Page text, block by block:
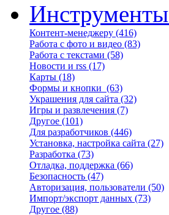
Инструменты
Контент-менеджеру (416)
Работа с фото и видео (83)
Работа с текстами (58)
Новости и rss (17)
Карты (18)
Формы и кнопки (63)
Украшения для сайта (32)
Игры и развлечения (7)
Другое (101)
Для разработчиков (446)
Установка, настройка сайта (27)
Разработка (73)
Отладка, поддержка (66)
Безопасность (47)
Авторизация, пользователи (50)
Импорт/экспорт данных (73)
Другое (88)